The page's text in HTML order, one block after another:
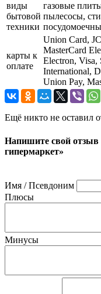
виды
бытовой
техники
газовые
пылесосы,
карты к
оплате
Union Card,
MasterCard
Electron, Visa,
International,
Union Pay,
Ещё никто не оставил
Напишите свой отзыв
гипермаркет»
Имя / Псевдоним
Плюсы
Минусы